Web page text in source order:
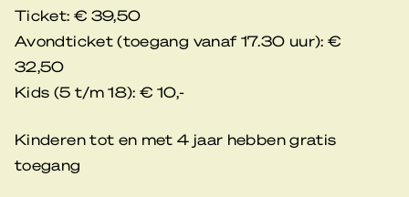
Ticket: € 39,50
Avondticket (toegang vanaf 17.30 uur): €
32,50
Kids (5 t/m 18): € 10,-
Kinderen tot en met 4 jaar hebben gratis
toegang